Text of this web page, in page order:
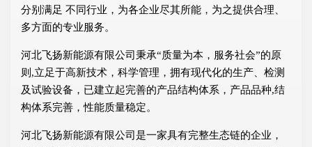
分别满足 不同行业，为各企业尽其所能，为之提供合理、
多方面的专业服务。
河北飞扬新能源有限公司秉承“质量为本，服务社会”的原
则,立足于高新技术，科学管理，拥有现代化的生产、检测
及试验设备，已建立起完善的产品结构体系，产品品种,结
构体系完善，性能质量稳定。
河北飞扬新能源有限公司是一家具有完整生态链的企业，